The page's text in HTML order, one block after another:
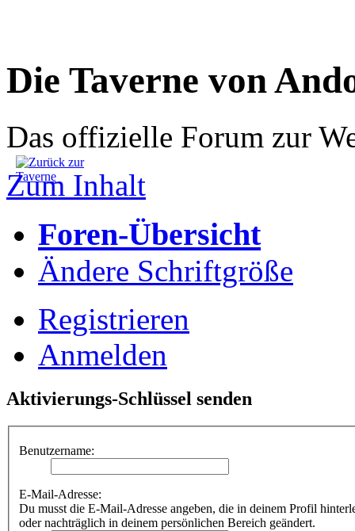
Die Taverne von
Das offizielle Forum zur
Zum Inhalt
Foren-Übersicht
Ändere Schriftgröße
Registrieren
Anmelden
Aktivierungs-Schlüssel senden
Benutzername:
E-Mail-Adresse:
Du musst die E-Mail-Adresse angeben, die in deinem Profil
oder nachträglich in deinem persönlichen Bereich geändert.